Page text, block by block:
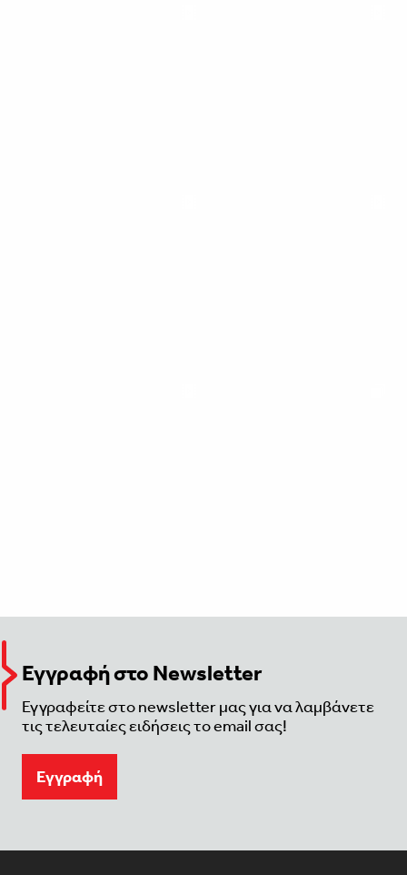
Εγγραφή στο Newsletter
Εγγραφείτε στο newsletter μας για να λαμβάνετε
τις τελευταίες ειδήσεις το email σας!
Eγγραφή